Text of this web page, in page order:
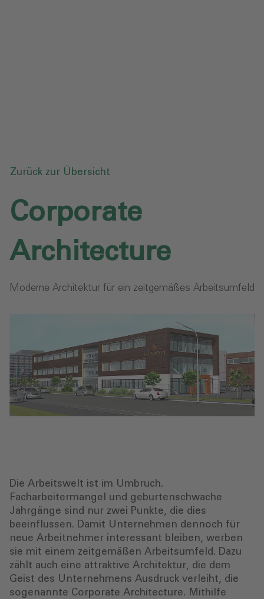
Zurück zur Übersicht
Corporate
Architecture
Moderne Architektur für ein zeitgemäßes Arbeitsumfeld
Die Arbeitswelt ist im Umbruch.
Facharbeitermangel und geburtenschwache
Jahrgänge sind nur zwei Punkte, die dies
beeinflussen. Damit Unternehmen dennoch für
neue Arbeitnehmer interessant bleiben, werben
sie mit einem zeitgemäßen Arbeitsumfeld. Dazu
zählt auch eine attraktive Architektur, die dem
Geist des Unternehmens Ausdruck verleiht, die
sogenannte Corporate Architecture. Mithilfe